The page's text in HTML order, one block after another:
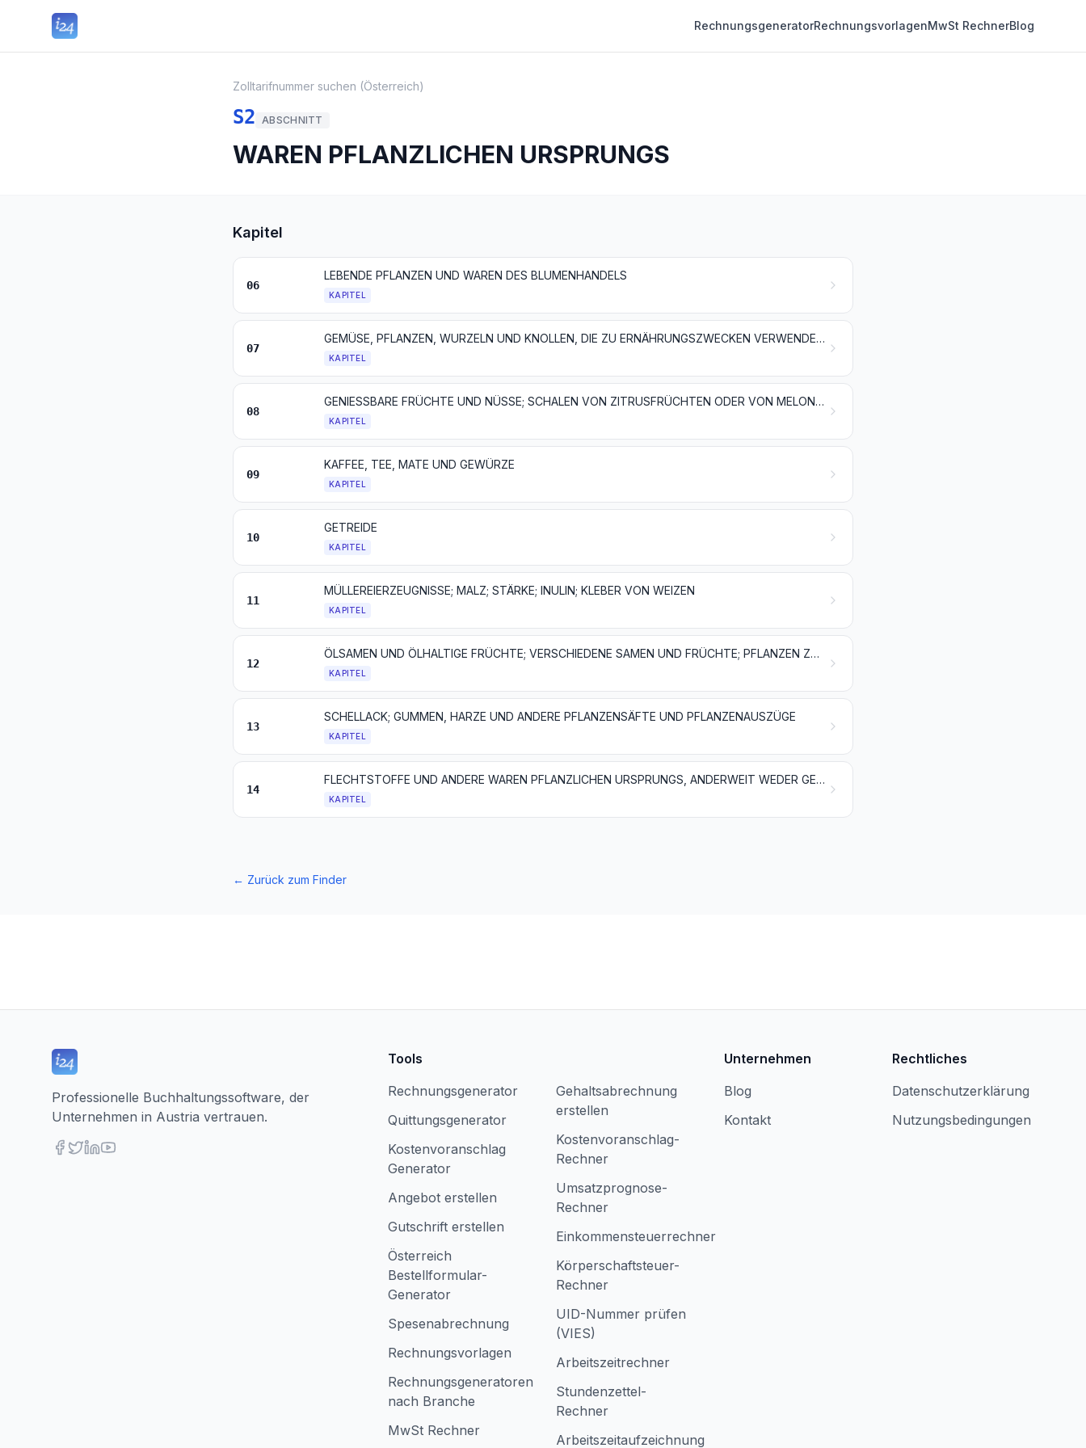
RechnungsgeneratorRechnungsvorlagenMwSt RechnerBlog
Zolltarifnummer suchen (Österreich)
S2 ABSCHNITT
WAREN PFLANZLICHEN URSPRUNGS
Kapitel
06
LEBENDE PFLANZEN UND WAREN DES BLUMENHANDELS
KAPITEL
07
GEMÜSE, PFLANZEN, WURZELN UND KNOLLEN, DIE ZU ERNÄHRUNGSZWECKEN VERWENDET WERDEN
KAPITEL
08
GENIESSBARE FRÜCHTE UND NÜSSE; SCHALEN VON ZITRUSFRÜCHTEN ODER VON MELONEN
KAPITEL
09
KAFFEE, TEE, MATE UND GEWÜRZE
KAPITEL
10
GETREIDE
KAPITEL
11
MÜLLEREIERZEUGNISSE; MALZ; STÄRKE; INULIN; KLEBER VON WEIZEN
KAPITEL
12
ÖLSAMEN UND ÖLHALTIGE FRÜCHTE; VERSCHIEDENE SAMEN UND FRÜCHTE; PFLANZEN ZUM GEWERBE- ODER HEILGEBRAUCH; STROH UND FUTTER
KAPITEL
13
SCHELLACK; GUMMEN, HARZE UND ANDERE PFLANZENSÄFTE UND PFLANZENAUSZÜGE
KAPITEL
14
FLECHTSTOFFE UND ANDERE WAREN PFLANZLICHEN URSPRUNGS, ANDERWEIT WEDER GENANNT NOCH INBEGRIFFEN
KAPITEL
← Zurück zum Finder
Professionelle Buchhaltungssoftware, der
Unternehmen in Austria vertrauen.
Tools
Rechnungsgenerator
Quittungsgenerator
Kostenvoranschlag
Generator
Angebot erstellen
Gutschrift erstellen
Österreich
Bestellformular-
Generator
Spesenabrechnung
Rechnungsvorlagen
Rechnungsgeneratoren
nach Branche
MwSt Rechner
Gehaltsabrechnung
erstellen
Kostenvoranschlag-
Rechner
Umsatzprognose-
Rechner
Einkommensteuerrechner
Körperschaftsteuer-
Rechner
UID-Nummer prüfen
(VIES)
Arbeitszeitrechner
Stundenzettel-
Rechner
Arbeitszeitaufzeichnung
Unternehmen
Blog
Kontakt
Rechtliches
Datenschutzerklärung
Nutzungsbedingungen